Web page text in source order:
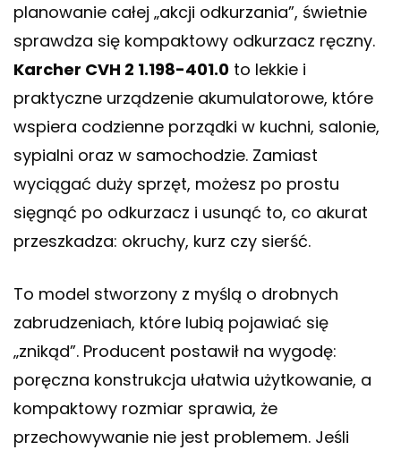
planowanie całej „akcji odkurzania”, świetnie
sprawdza się kompaktowy odkurzacz ręczny.
Karcher CVH 2 1.198-401.0 to lekkie i
praktyczne urządzenie akumulatorowe, które
wspiera codzienne porządki w kuchni, salonie,
sypialni oraz w samochodzie. Zamiast
wyciągać duży sprzęt, możesz po prostu
sięgnąć po odkurzacz i usunąć to, co akurat
przeszkadza: okruchy, kurz czy sierść.
To model stworzony z myślą o drobnych
zabrudzeniach, które lubią pojawiać się
„znikąd”. Producent postawił na wygodę:
poręczna konstrukcja ułatwia użytkowanie, a
kompaktowy rozmiar sprawia, że
przechowywanie nie jest problemem. Jeśli